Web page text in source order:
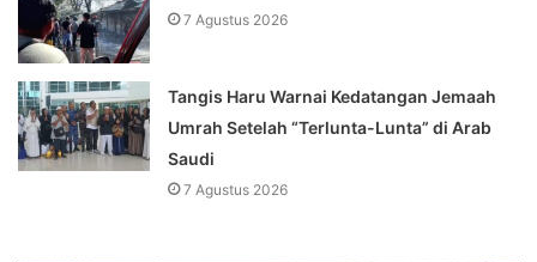
7 Agustus 2026
Tangis Haru Warnai Kedatangan Jemaah
Umrah Setelah “Terlunta-Lunta” di Arab
Saudi
7 Agustus 2026